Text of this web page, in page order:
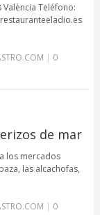
València Teléfono:
| 0
de mar
los mercados
las alcachofas,
| 0